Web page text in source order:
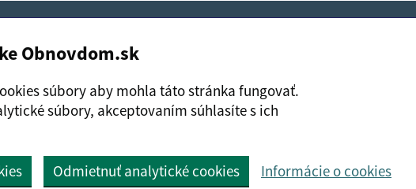
Informácie o cookies Spracúvanie osobných údajov
Obnovdom.sk
súbory aby mohla táto stránka fungovať.
súbory, akceptovaním súhlasíte s ich
Odmietnuť analytické cookies Informácie o cookies